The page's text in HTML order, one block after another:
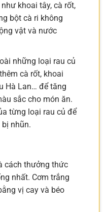
khoai tây, cà rốt,
bột cà ri không
vật và nước
những loại rau củ
cà rốt, khoai
Hà Lan… để tăng
sắc cho món ăn.
từng loại rau củ để
nhũn.
cách thưởng thức
nhất. Cơm trắng
vị cay và béo